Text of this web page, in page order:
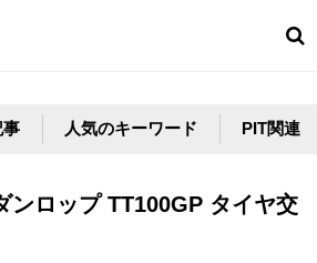
事 人気のキーワード PIT関連
ンロップ TT100GP タイヤ交